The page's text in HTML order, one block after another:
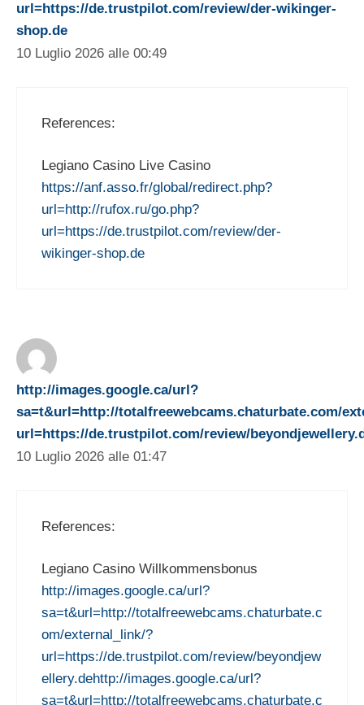
url=https://de.trustpilot.com/review/der-wikinger-
shop.de
10 Luglio 2026 alle 00:49
References:
Legiano Casino Live Casino
https://anf.asso.fr/global/redirect.php?
url=http://rufox.ru/go.php?
url=https://de.trustpilot.com/review/der-
wikinger-shop.de
http://images.google.ca/url?
sa=t&url=http://totalfreewebcams.chaturbate.com/
url=https://de.trustpilot.com/review/
10 Luglio 2026 alle 01:47
References:
Legiano Casino Willkommensbonus
http://images.google.ca/url?
sa=t&url=http://totalfreewebcams.chaturbate.c
om/external_link/?
url=https://de.trustpilot.com/review/beyondjew
ellery.dehttp://images.google.ca/url?
sa=t&url=http://totalfreewebcams.chaturbate.c